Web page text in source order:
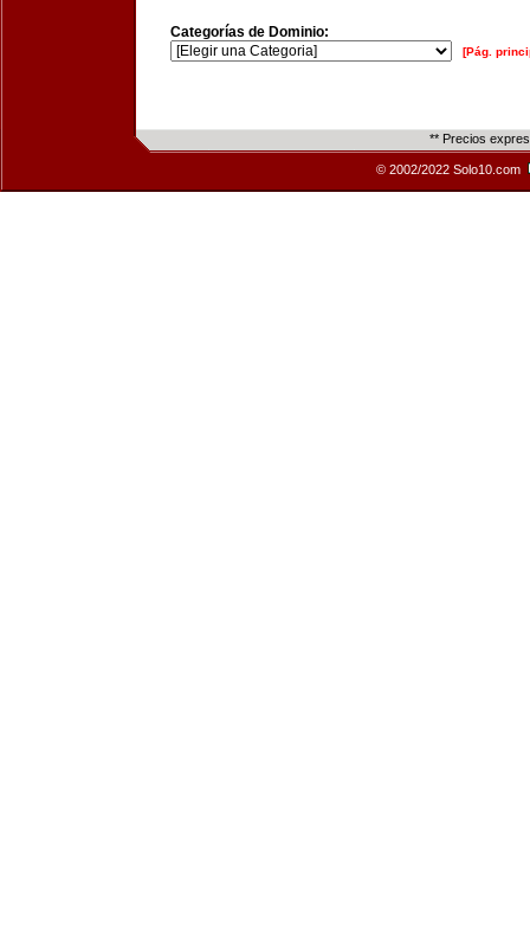
Categorías de Dominio:
[Pág.
** Precios
© 2002/2022 Solo10.com